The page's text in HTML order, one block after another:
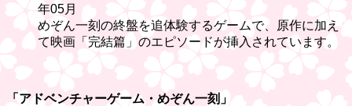
年05月
めぞん一刻の終盤を追体験するゲームで、原作に加え
て映画「完結篇」のエピソードが挿入されています。
「アドベンチャーゲーム・めぞん一刻」